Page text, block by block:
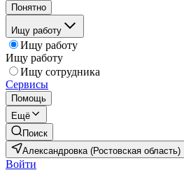
Понятно
Ищу работу
Ищу работу
Ищу работу
Ищу сотрудника
Сервисы
Помощь
Ещё
Поиск
Александровка (Ростовская область)
Войти